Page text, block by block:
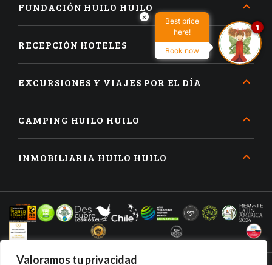
Valoramos tu privacidad
FUNDACIÓN HUILO HUILO
RECEPCIÓN HOTELES
EXCURSIONES Y VIAJES POR EL DÍA
CAMPING HUILO HUILO
INMOBILIARIA HUILO HUILO
×
Best price
here!
Book now
1